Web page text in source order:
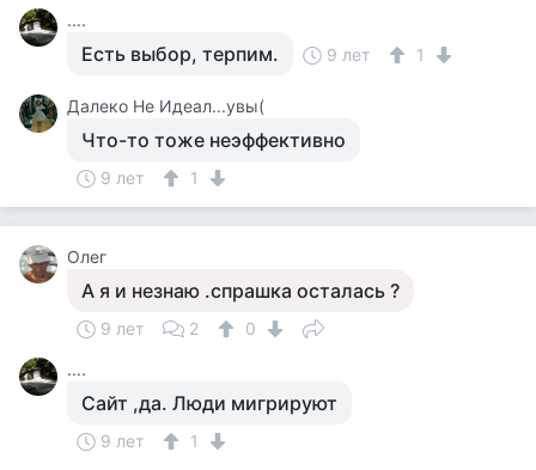
....
Есть выбор, терпим. 9 лет 1
Далеко Не Идеал...увы(
Что-то тоже неэффективно
9 лет 1
Олег
А я и незнаю .спрашка осталась ?
9 лет 2
0
....
Сайт ,да. Люди мигрируют
9 лет
1